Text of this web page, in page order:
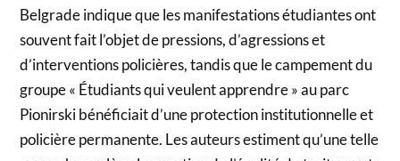
Belgrade indique que les manifestations étudiantes ont
souvent fait l’objet de pressions, d’agressions et
d’interventions policières, tandis que le campement du
groupe « Étudiants qui veulent apprendre » au parc
Pionirski bénéficiait d’une protection institutionnelle et
policière permanente. Les auteurs estiment qu’une telle